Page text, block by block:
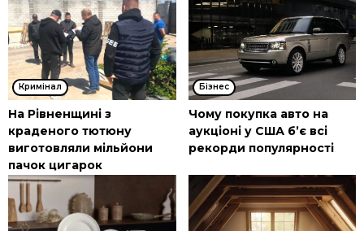
Кримінал
На Рівненщині з
краденого тютюну
виготовляли мільйони
пачок цигарок
Бізнес
Чому покупка авто на
аукціоні у США б’є всі
рекорди популярності